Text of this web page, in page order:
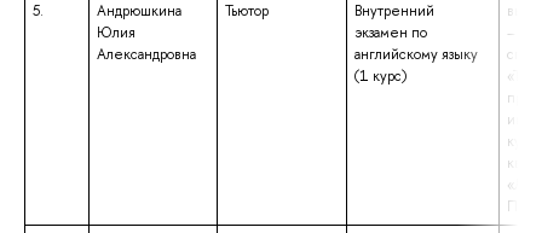
5.
Андрюшкина
Юлия
Александровна
Тьютор
Внутренний
экзамен по
английскому языку
(1 курс)
–